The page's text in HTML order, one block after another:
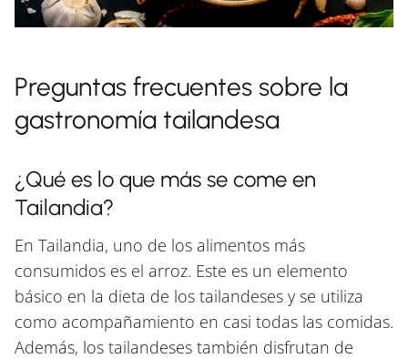
Preguntas frecuentes sobre la
gastronomía tailandesa
¿Qué es lo que más se come en
Tailandia?
En Tailandia, uno de los alimentos más
consumidos es el arroz. Este es un elemento
básico en la dieta de los tailandeses y se utiliza
como acompañamiento en casi todas las comidas.
Además, los tailandeses también disfrutan de